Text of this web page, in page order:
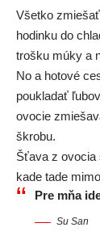
Všetko
hodinku do
trošku múky a
No a hotové
poukladať
ovocie
škrobu.
Šťava z ovocia
kade tade
Pre mňa
Su San